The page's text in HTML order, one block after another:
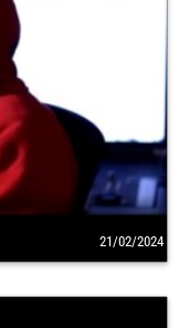
21/02/2024